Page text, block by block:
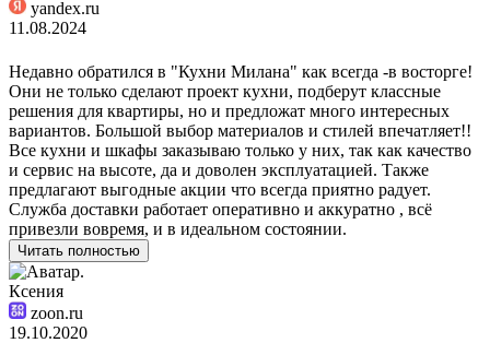
yandex.ru
11.08.2024
Недавно обратился в "Кухни Милана" как всегда -в восторге!
Они не только сделают проект кухни, подберут классные
решения для квартиры, но и предложат много интересных
вариантов. Большой выбор материалов и стилей впечатляет!!
Все кухни и шкафы заказываю только у них, так как качество
и сервис на высоте, да и доволен эксплуатацией. Также
предлагают выгодные акции что всегда приятно радует.
Служба доставки работает оперативно и аккуратно , всё
привезли вовремя, и в идеальном состоянии.
Читать полностью
Ксения
zoon.ru
19.10.2020